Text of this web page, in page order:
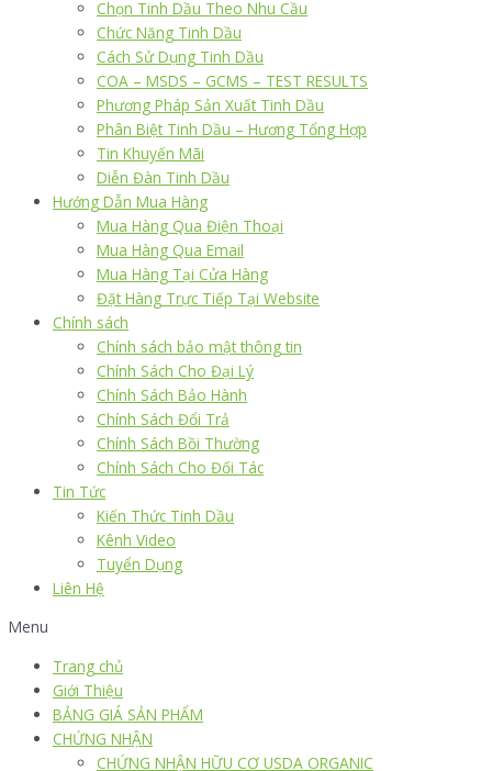
Chọn Tinh Dầu Theo Nhu Cầu
Chức Năng Tinh Dầu
Cách Sử Dụng Tinh Dầu
COA – MSDS – GCMS – TEST RESULTS
Phương Pháp Sản Xuất Tinh Dầu
Phân Biệt Tinh Dầu – Hương Tổng Hợp
Tin Khuyến Mãi
Diễn Đàn Tinh Dầu
Hướng Dẫn Mua Hàng
Mua Hàng Qua Điện Thoại
Mua Hàng Qua Email
Mua Hàng Tại Cửa Hàng
Đặt Hàng Trực Tiếp Tại Website
Chính sách
Chính sách bảo mật thông tin
Chính Sách Cho Đại Lý
Chính Sách Bảo Hành
Chính Sách Đổi Trả
Chính Sách Bồi Thường
Chính Sách Cho Đối Tác
Tin Tức
Kiến Thức Tinh Dầu
Kênh Video
Tuyển Dụng
Liên Hệ
Menu
Trang chủ
Giới Thiệu
BẢNG GIÁ SẢN PHẨM
CHỨNG NHẬN
CHỨNG NHẬN HỮU CƠ USDA ORGANIC